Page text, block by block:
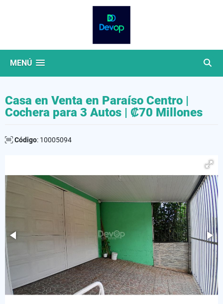
MENÚ
Casa en Venta en Paraíso Centro |
Cochera para 3 Autos | ₡70 Millones
Código: 10005094